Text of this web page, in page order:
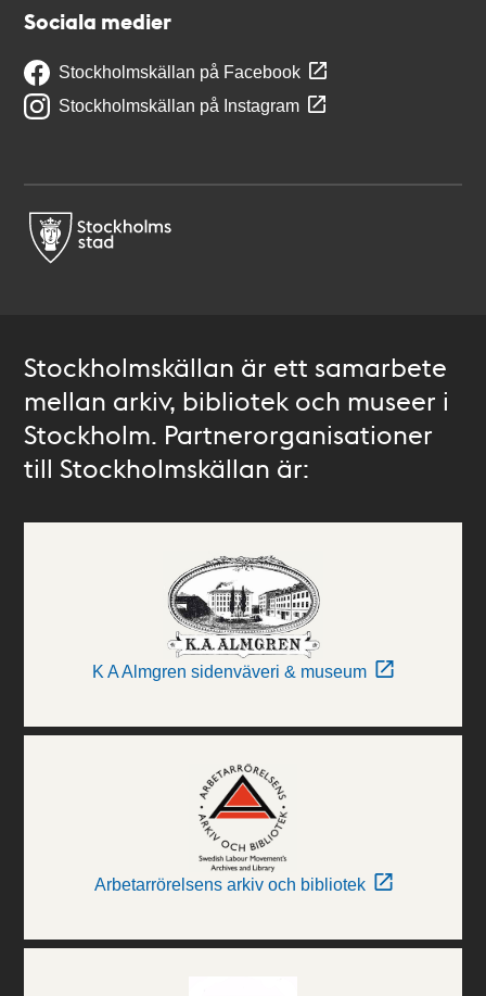
Sociala medier
Stockholmskällan på Facebook
Stockholmskällan på Instagram
Stockholmskällan är ett samarbete
mellan arkiv, bibliotek och museer i
Stockholm. Partnerorganisationer
till Stockholmskällan är:
K A Almgren sidenväveri & museum
Arbetarrörelsens arkiv och bibliotek